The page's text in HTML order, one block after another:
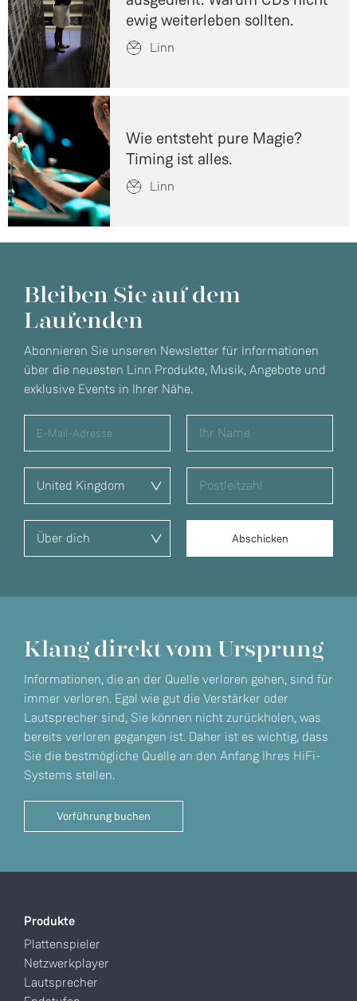
ewig weiterleben sollten.
Linn
Wie entsteht pure Magie?
Timing ist alles.
Linn
Bleiben Sie auf dem
Laufenden
Abonnieren Sie unseren Newsletter für Informationen
über die neuesten Linn Produkte, Musik, Angebote und
exklusive Events in Ihrer Nähe.
Klang direkt vom Ursprung
Informationen, die an der Quelle verloren gehen, sind für
immer verloren. Egal wie gut die Verstärker oder
Lautsprecher sind, Sie können nicht zurückholen, was
bereits verloren gegangen ist. Daher ist es wichtig, dass
Sie die bestmögliche Quelle an den Anfang Ihres HiFi-
Systems stellen.
Vorführung buchen
Produkte
Plattenspieler
Netzwerkplayer
Lautsprecher